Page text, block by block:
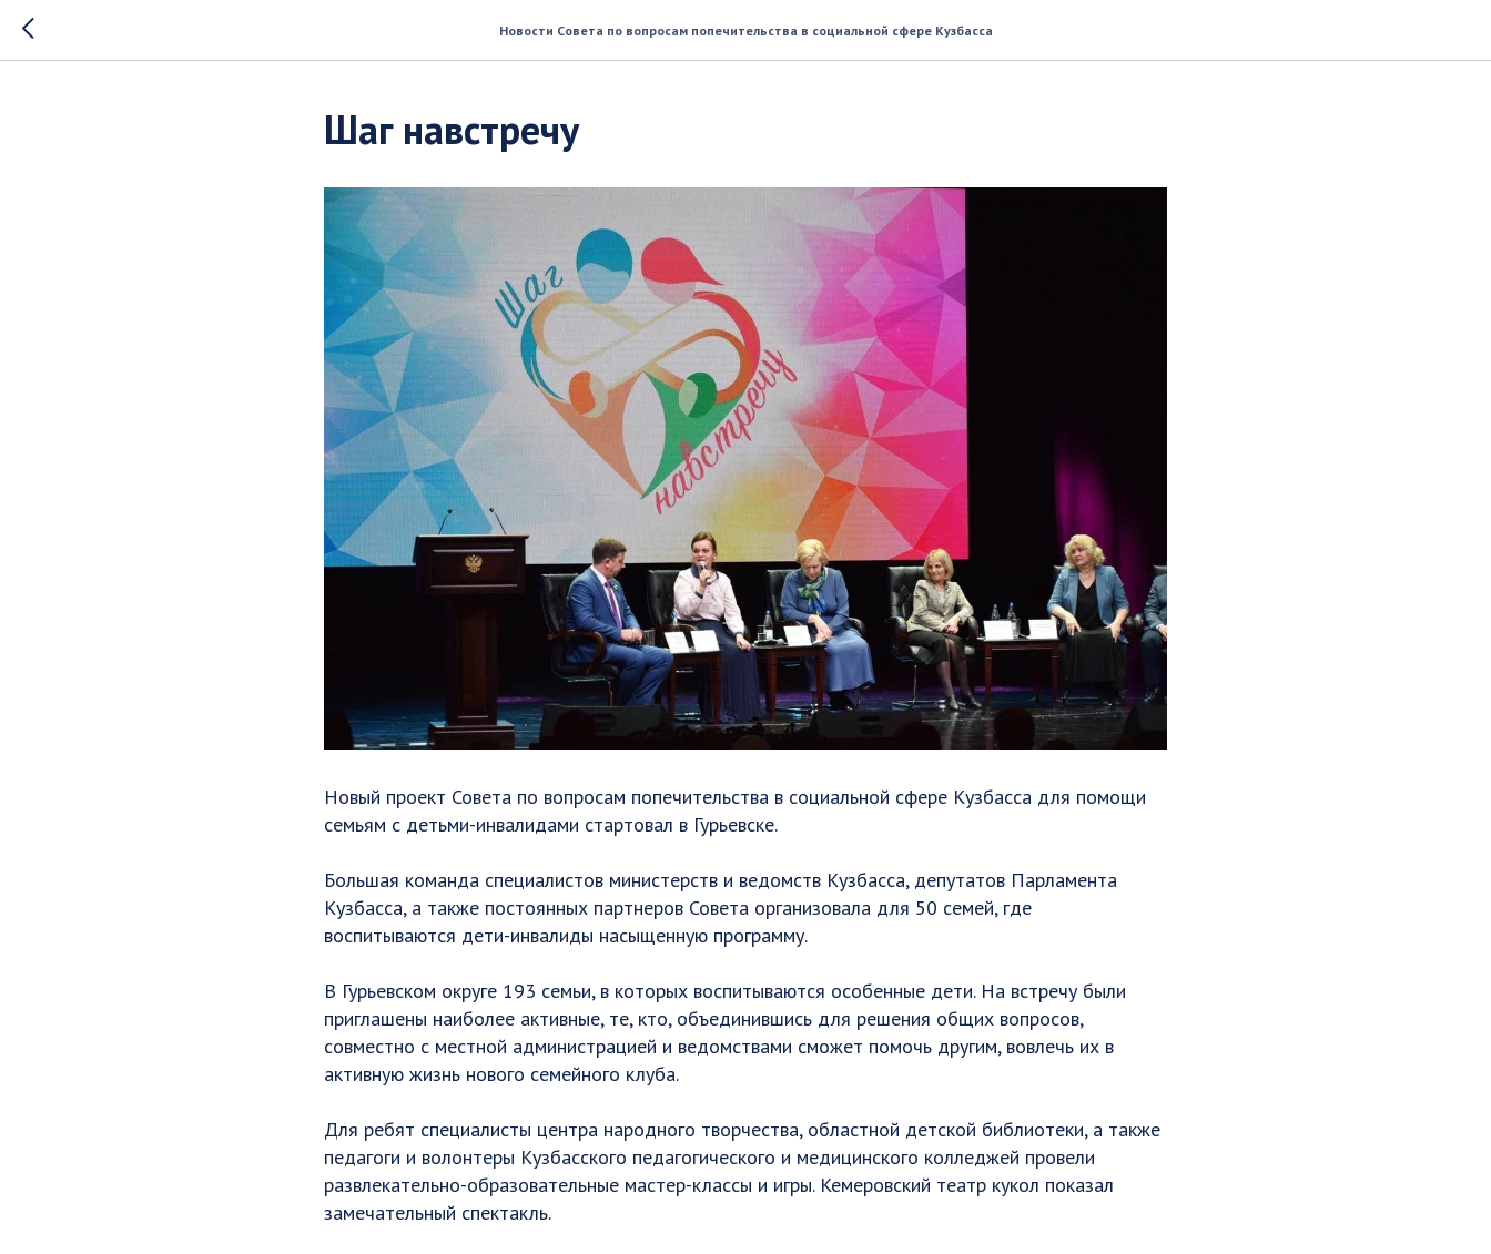
Новости Совета по вопросам попечительства в социальной сфере Кузбасса
Шаг навстречу
Новый проект Совета по вопросам попечительства в социальной сфере Кузбасса для помощи
семьям с детьми-инвалидами стартовал в Гурьевске.
Большая команда специалистов министерств и ведомств Кузбасса, депутатов Парламента
Кузбасса, а также постоянных партнеров Совета организовала для 50 семей, где
воспитываются дети-инвалиды насыщенную программу.
В Гурьевском округе 193 семьи, в которых воспитываются особенные дети. На встречу были
приглашены наиболее активные, те, кто, объединившись для решения общих вопросов,
совместно с местной администрацией и ведомствами сможет помочь другим, вовлечь их в
активную жизнь нового семейного клуба.
Для ребят специалисты центра народного творчества, областной детской библиотеки, а также
педагоги и волонтеры Кузбасского педагогического и медицинского колледжей провели
развлекательно-образовательные мастер-классы и игры. Кемеровский театр кукол показал
замечательный спектакль.